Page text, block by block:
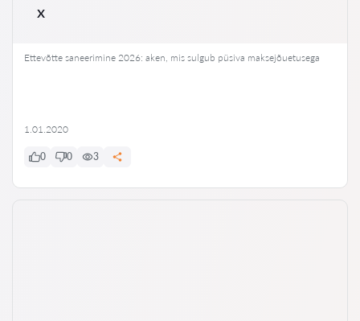
x
Ettevõtte saneerimine 2026: aken, mis sulgub püsiva maksejõuetusega
1.01.2020
0 0 3